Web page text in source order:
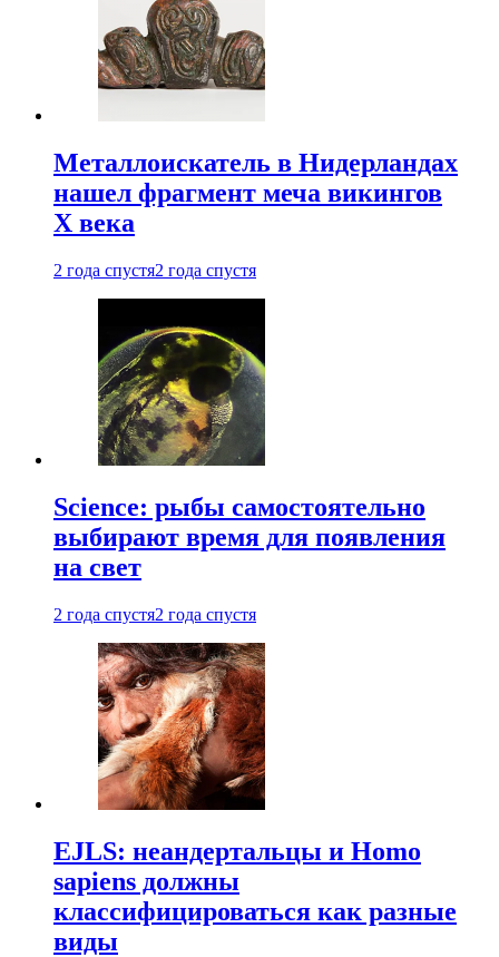
Металлоискатель в Нидерландах
нашел фрагмент меча викингов
X века
2 года спустя2 года спустя
Science: рыбы самостоятельно
выбирают время для появления
на свет
2 года спустя2 года спустя
EJLS: неандертальцы и Homo
sapiens должны
классифицироваться как разные
виды